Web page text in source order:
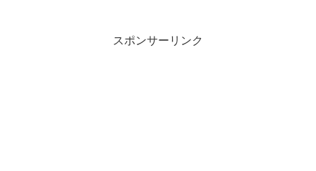
スポンサーリンク